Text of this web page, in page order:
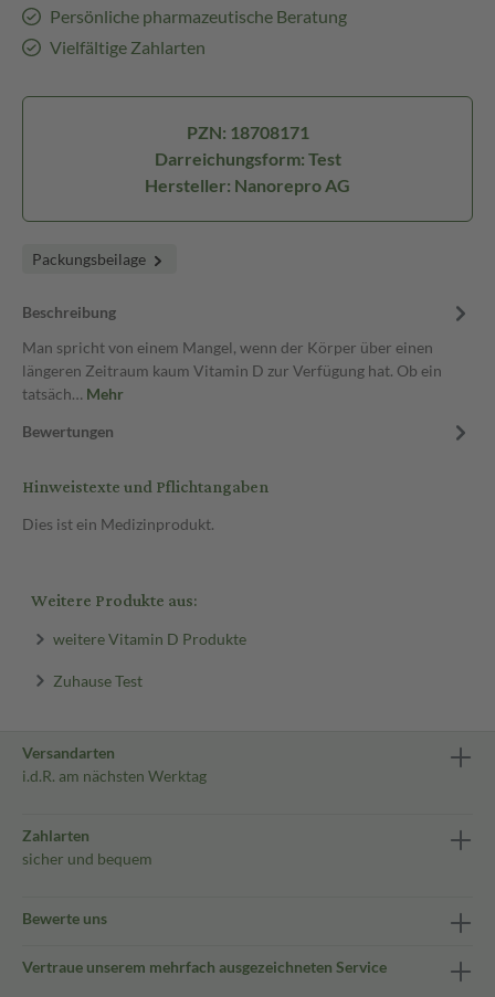
Persönliche pharmazeutische Beratung
Vielfältige Zahlarten
PZN: 18708171
Darreichungsform: Test
Hersteller: Nanorepro AG
Packungsbeilage
Beschreibung
Man spricht von einem Mangel, wenn der Körper über einen
längeren Zeitraum kaum Vitamin D zur Verfügung hat. Ob ein
tatsäch… Mehr
Bewertungen
Hinweistexte und Pflichtangaben
Dies ist ein Medizinprodukt.
Weitere Produkte aus:
weitere Vitamin D Produkte
Zuhause Test
Versandarten
i.d.R. am nächsten Werktag
Zahlarten
sicher und bequem
Bewerte uns
Vertraue unserem mehrfach ausgezeichneten Service